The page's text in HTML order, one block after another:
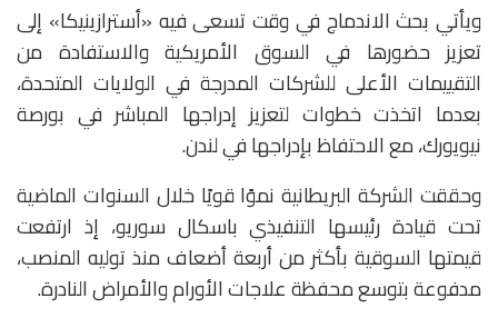
ويأتي بحث الاندماج في وقت تسعى فيه «أسترازينيكا» إلى
تعزيز حضورها في السوق الأمريكية والاستفادة من
التقييمات الأعلى للشركات المدرجة في الولايات المتحدة،
بعدما اتخذت خطوات لتعزيز إدراجها المباشر في بورصة
نيويورك، مع الاحتفاظ بإدراجها في لندن.
وحققت الشركة البريطانية نموًا قويًا خلال السنوات الماضية
تحت قيادة رئيسها التنفيذي باسكال سوريو، إذ ارتفعت
قيمتها السوقية بأكثر من أربعة أضعاف منذ توليه المنصب،
مدفوعة بتوسع محفظة علاجات الأورام والأمراض النادرة.